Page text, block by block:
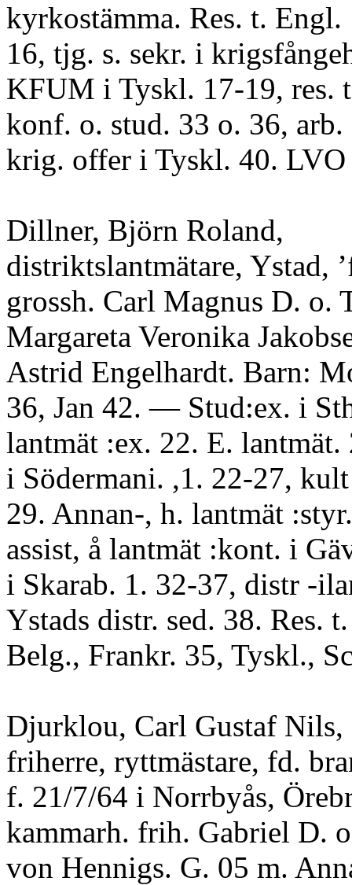
kyrkostämma. Res. t.
16, tjg. s. sekr. i
KFUM i Tyskl. 17-19, res.
konf. o. stud. 33 o. 36,
krig. offer i Tyskl. 40. LVO
Dillner, Björn Roland,
distriktslantmätare, Ystad,
grossh. Carl Magnus D. o.
Margareta Veronika
Astrid Engelhardt. Barn:
36, Jan 42. — Stud:ex. i
lantmät :ex. 22. E.
i Södermani. ,1. 22-27,
29. Annan-, h. lantmät
assist, å lantmät :kont. i
i Skarab. 1. 32-37, distr -
Ystads distr. sed. 38. Res.
Belg., Frankr. 35, Tyskl.,
Djurklou, Carl Gustaf Nils,
friherre, ryttmästare, fd.
f. 21/7/64 i Norrbyås,
kammarh. frih. Gabriel D.
von Hennigs. G. 05 m.